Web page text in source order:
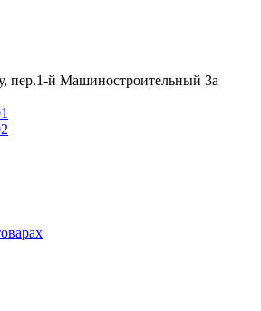
пер.1-й Машиностроительный 3а